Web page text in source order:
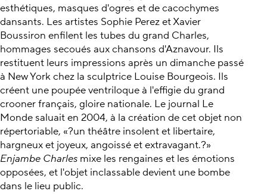
esthétiques, masques d'ogres et de cacochymes
dansants. Les artistes Sophie Perez et Xavier
Boussiron enfilent les tubes du grand Charles,
hommages secoués aux chansons d'Aznavour. Ils
restituent leurs impressions après un dimanche passé
à New York chez la sculptrice Louise Bourgeois. Ils
créent une poupée ventriloque à l'effigie du grand
crooner français, gloire nationale. Le journal Le
Monde saluait en 2004, à la création de cet objet non
répertoriable, «?un théâtre insolent et libertaire,
hargneux et joyeux, angoissé et extravagant.?»
Enjambe Charles mixe les rengaines et les émotions
opposées, et l'objet inclassable devient une bombe
dans le lieu public.